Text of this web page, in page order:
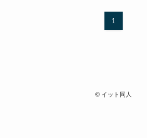
1
© イット同人